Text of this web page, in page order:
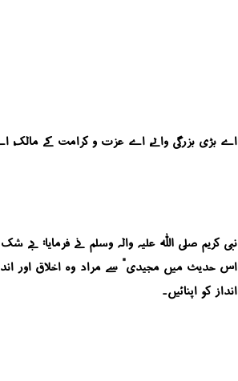
اے بڑی بزرگی والے، اے عزت و کرامت کے مالک،
نبی کریم صلی اللہ علیہ والہ وسلم نے فرمایا:
اس حدیث میں “مجیدی” سے مراد وہ اخلاق اور
انداز کو اپنائیں۔